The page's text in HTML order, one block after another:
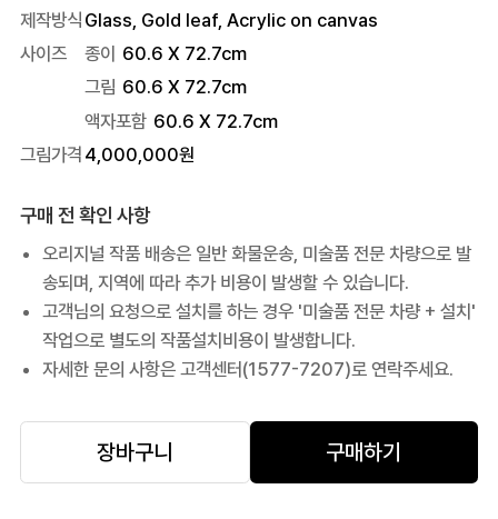
제작방식 Glass, Gold leaf, Acrylic on canvas
사이즈
종이 60.6 X 72.7cm
그림 60.6 X 72.7cm
액자포함 60.6 X 72.7cm
그림가격 4,000,000원
구매 전 확인 사항
오리지널 작품 배송은 일반 화물운송, 미술품 전문 차량으로 발
송되며, 지역에 따라 추가 비용이 발생할 수 있습니다.
고객님의 요청으로 설치를 하는 경우 '미술품 전문 차량 + 설치'
작업으로 별도의 작품설치비용이 발생합니다.
자세한 문의 사항은 고객센터(1577-7207)로 연락주세요.
장바구니 구매하기